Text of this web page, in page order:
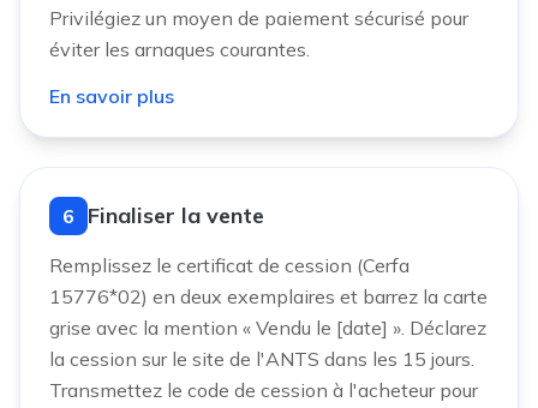
Privilégiez un moyen de paiement sécurisé pour
éviter les arnaques courantes.
En savoir plus
6 Finaliser la vente
Remplissez le certificat de cession (Cerfa
15776*02) en deux exemplaires et barrez la carte
grise avec la mention « Vendu le [date] ». Déclarez
la cession sur le site de l'ANTS dans les 15 jours.
Transmettez le code de cession à l'acheteur pour